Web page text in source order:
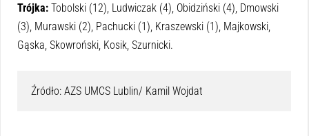
Trójka: Tobolski (12), Ludwiczak (4), Obidziński (4), Dmowski
(3), Murawski (2), Pachucki (1), Kraszewski (1), Majkowski,
Gąska, Skowroński, Kosik, Szurnicki.
Źródło: AZS UMCS Lublin/ Kamil Wojdat